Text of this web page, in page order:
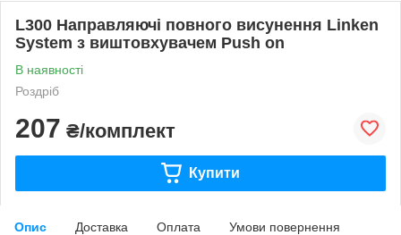
L300 Направляючі повного висунення Linken
System з виштовхувачем Push on
В наявності
Роздріб
207 ₴/комплект
Купити
Опис Доставка Оплата Умови повернення